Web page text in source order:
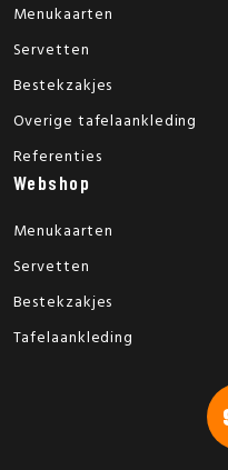
Menukaarten
Servetten
Bestekzakjes
Overige tafelaankleding
Referenties
Webshop
Menukaarten
Servetten
Bestekzakjes
Tafelaankleding